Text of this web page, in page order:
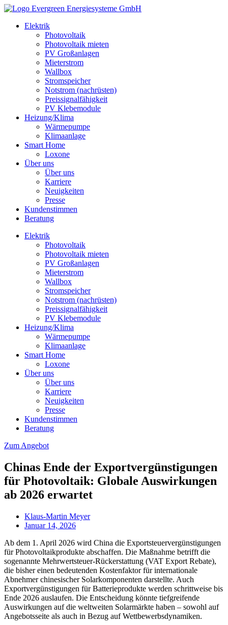
Elektrik
Photovoltaik
Photovoltaik mieten
PV Großanlagen
Mieterstrom
Wallbox
Stromspeicher
Notstrom (nachrüsten)
Preissignalfähigkeit
PV Klebemodule
Heizung/Klima
Wärmepumpe
Klimaanlage
Smart Home
Loxone
Über uns
Über uns
Karriere
Neuigkeiten
Presse
Kundenstimmen
Beratung
Elektrik
Photovoltaik
Photovoltaik mieten
PV Großanlagen
Mieterstrom
Wallbox
Stromspeicher
Notstrom (nachrüsten)
Preissignalfähigkeit
PV Klebemodule
Heizung/Klima
Wärmepumpe
Klimaanlage
Smart Home
Loxone
Über uns
Über uns
Karriere
Neuigkeiten
Presse
Kundenstimmen
Beratung
Zum Angebot
Chinas Ende der Exportvergünstigungen
für Photovoltaik: Globale Auswirkungen
ab 2026 erwartet
Klaus-Martin Meyer
Januar 14, 2026
Ab dem 1. April 2026 wird China die Exportsteuervergünstigungen
für Photovoltaikprodukte abschaffen. Die Maßnahme betrifft die
sogenannte Mehrwertsteuer-Rückerstattung (VAT Export Rebate),
die bisher einen bedeutenden Kostenfaktor für internationale
Abnehmer chinesischer Solarkomponenten darstellte. Auch
Exportvergünstigungen für Batterieprodukte werden schrittweise bis
Ende 2026 auslaufen. Die Entscheidung könnte tiefgreifende
Auswirkungen auf die weltweiten Solarmärkte haben – sowohl auf
Angebotsseite als auch in Bezug auf Wettbewerbsdynamiken.